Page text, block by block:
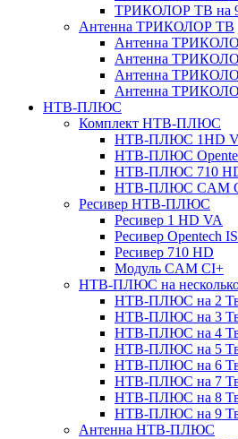
ТРИКОЛОР ТВ на
Антенна ТРИКОЛОР ТВ
Антенна
Антенна
Антенна
Антенна
НТВ-ПЛЮС
Комплект НТВ-ПЛЮС
НТВ-ПЛЮС 1HD
НТВ-ПЛЮС
НТВ-ПЛЮС 710
НТВ-ПЛЮС CAM
Ресивер НТВ-ПЛЮС
Ресивер 1 HD VA
Ресивер Opentech
Ресивер 710 HD
Модуль CAM CI+
НТВ-ПЛЮС на
НТВ-ПЛЮС на 2
НТВ-ПЛЮС на 3
НТВ-ПЛЮС на 4
НТВ-ПЛЮС на 5
НТВ-ПЛЮС на 6
НТВ-ПЛЮС на 7
НТВ-ПЛЮС на 8
НТВ-ПЛЮС на 9
Антенна НТВ-ПЛЮС